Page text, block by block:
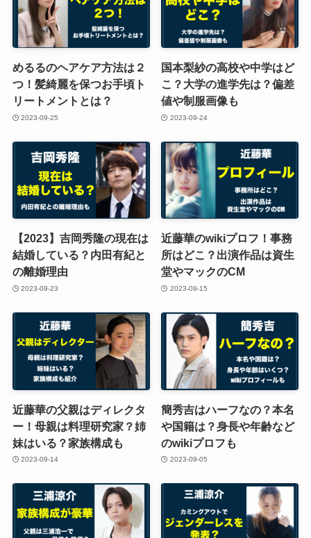
めるるのヘアケア方法は２
つ！髪綺麗を保つお手頃ト
リートメントとは？
2023-09-25
国本梨紗の高校や中学はど
こ？大学の進学先は？偏差
値や制服画像も
2023-09-24
【2023】吉岡秀隆の現在は
結婚している？内田有紀と
の離婚理由
2023-09-23
近藤華のwikiプロフ！事務
所はどこ？出演作品は資生
堂やマックのCM
2023-09-15
近藤華の父親はディレクタ
ー！母親は料理研究家？姉
妹はいる？家族構成も
2023-09-14
簡秀吉はハーフなの？本名
や国籍は？身長や年齢など
のwikiプロフも
2023-09-05